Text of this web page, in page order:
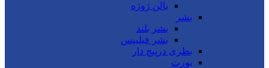
بالن ژوژه
بشر
بشر بلند
بشر فیلیپس
بطری درپیچ دار
بورت